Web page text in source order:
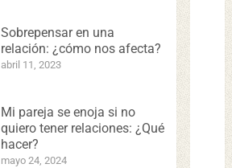
Sobrepensar en una
relación: ¿cómo nos afecta?
abril 11, 2023
Mi pareja se enoja si no
quiero tener relaciones: ¿Qué
hacer?
mayo 24, 2024